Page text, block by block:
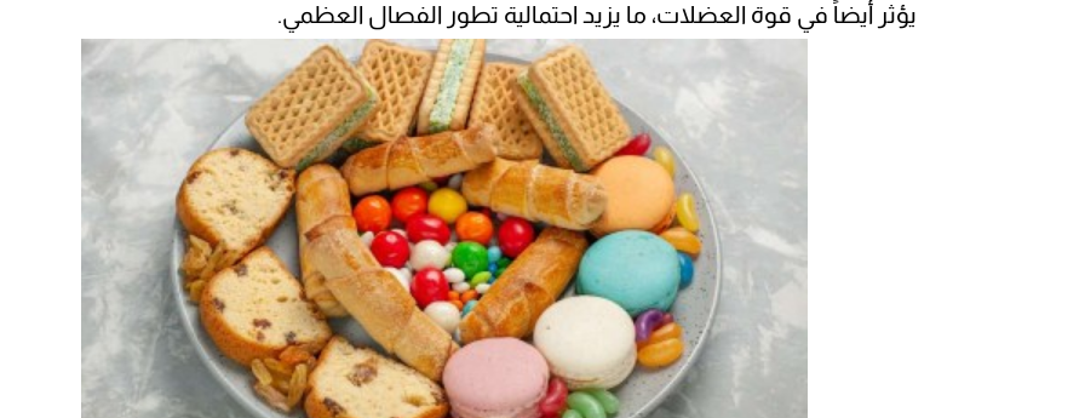
يؤثر أيضاً في قوة العضلات، ما يزيد احتمالية تطور الفصال العظمي.